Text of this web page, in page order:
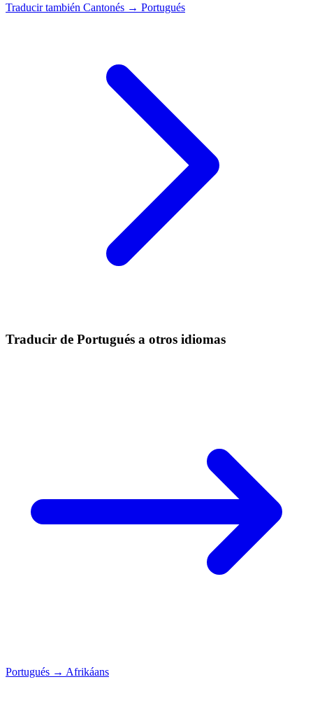
Traducir también Cantonés → Portugués
Traducir de Portugués a otros idiomas
Portugués → Afrikáans